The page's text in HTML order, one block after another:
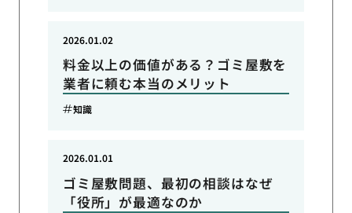
料金以上の価値がある？ゴミ屋敷を
業者に頼む本当のメリット
2026.01.02
知識
ゴミ屋敷問題、最初の相談はなぜ
「役所」が最適なのか
2026.01.01